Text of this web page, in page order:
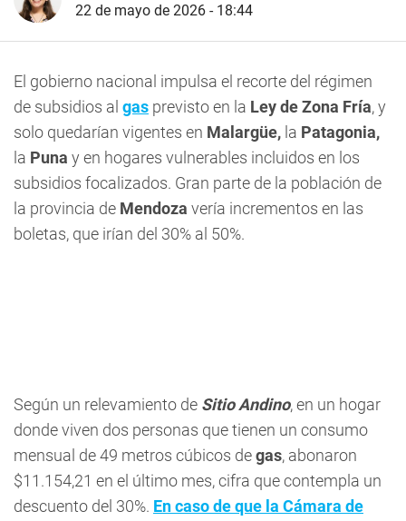
22 de mayo de 2026 - 18:44
El gobierno nacional impulsa el recorte del régimen
de subsidios al gas previsto en la Ley de Zona Fría, y
solo quedarían vigentes en Malargüe, la Patagonia,
la Puna y en hogares vulnerables incluidos en los
subsidios focalizados. Gran parte de la población de
la provincia de Mendoza vería incrementos en las
boletas, que irían del 30% al 50%.
Según un relevamiento de Sitio Andino, en un hogar
donde viven dos personas que tienen un consumo
mensual de 49 metros cúbicos degas, abonaron
$11.154,21 en el último mes, cifra que contempla un
descuento del 30%. En caso de que la Cámara de